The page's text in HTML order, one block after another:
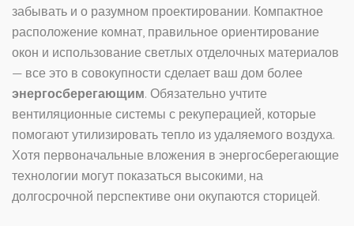
забывать и о разумном проектировании. Компактное
расположение комнат, правильное ориентирование
окон и использование светлых отделочных материалов
— все это в совокупности сделает ваш дом более
энергосберегающим. Обязательно учтите
вентиляционные системы с рекуперацией, которые
помогают утилизировать тепло из удаляемого воздуха.
Хотя первоначальные вложения в энергосберегающие
технологии могут показаться высокими, на
долгосрочной перспективе они окупаются сторицей.